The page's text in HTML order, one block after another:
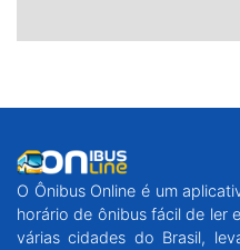
O Ônibus Online é um
horário de ônibus fácil de ler
várias cidades do Brasil,